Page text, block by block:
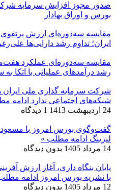
صدور مجوز افزایش سرمایه
بورس و اوراق بهادار
مقایسه سه‌دوره‌ای ارزش
ایران؛ تداوم رشد دارایی‌ها
مقایسه سه‌دوره‌ای عملکرد
رشد درآمدهای عملیاتی با اتکا
شرکت سرمایه گذاری ملی ایران
شبکه‌های اجتماعی ندارد ادامه
24 اردیبهشت 1413
1 دیدگاه
گفت‌وگوی بورس امروز با مسعود
لیزینگ ادامه مطلب »
14 مرداد 1405
بدون دیدگاه
پایان بنگاه داری، آغاز ارزش
با نشریه بورس امروز
ادامه
12 مرداد 1405
بدون دیدگاه